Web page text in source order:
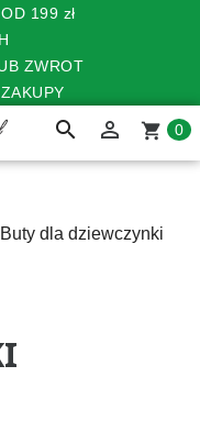
199 zł
ZWROT
search  shopping_cart 0
Buty dla dziewczynki